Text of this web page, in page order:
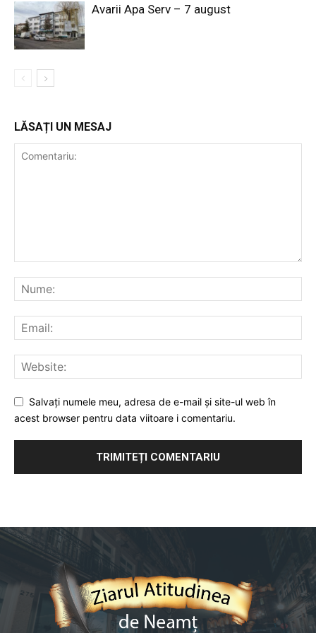
Avarii Apa Serv – 7 august
LĂSAȚI UN MESAJ
Salvați numele meu, adresa de e-mail și site-ul web în
acest browser pentru data viitoare i comentariu.